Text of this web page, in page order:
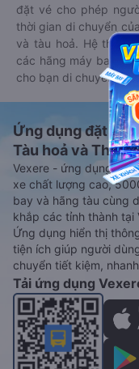
đặt vé cho phép
thời gian di chuyển
và tàu hoả. Hệ
các hãng máy bay,
cho bạn di chuyển.
Ứng dụng đặt vé
Tàu hoả và Thuê
Vexere - ứng dụng đặt
xe chất lượng cao,
bay và hãng tàu cùng
khắp các tỉnh thành tại
Ứng dụng hiển thị
tiện ích giúp người
chuyển tiết kiệm,
Tải ứng dụng